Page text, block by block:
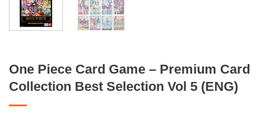
One Piece Card Game – Premium Card
Collection Best Selection Vol 5 (ENG)